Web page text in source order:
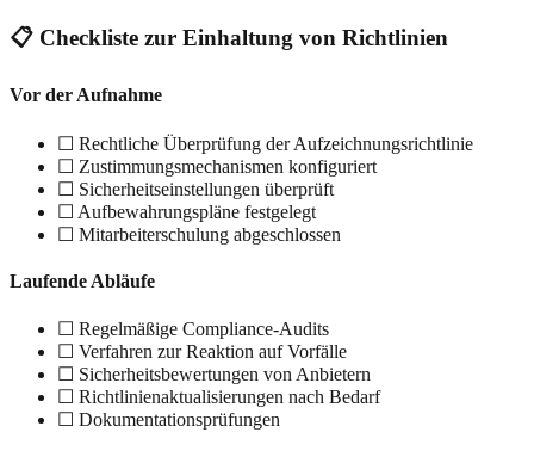
📋 Checkliste zur Einhaltung von Richtlinien
Vor der Aufnahme
☐ Rechtliche Überprüfung der Aufzeichnungsrichtlinie
☐ Zustimmungsmechanismen konfiguriert
☐ Sicherheitseinstellungen überprüft
☐ Aufbewahrungspläne festgelegt
☐ Mitarbeiterschulung abgeschlossen
Laufende Abläufe
☐ Regelmäßige Compliance-Audits
☐ Verfahren zur Reaktion auf Vorfälle
☐ Sicherheitsbewertungen von Anbietern
☐ Richtlinienaktualisierungen nach Bedarf
☐ Dokumentationsprüfungen